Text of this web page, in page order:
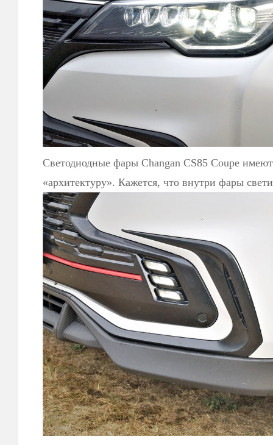
Светодиодные фары Changan CS85 Coupe
«архитектуру». Кажется, что внутри фары